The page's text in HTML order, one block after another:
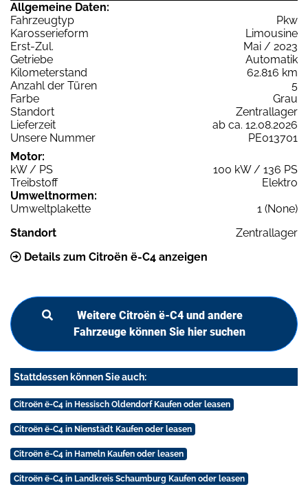
Allgemeine Daten:
Fahrzeugtyp
Pkw
Karosserieform
Limousine
Erst-Zul.
Mai / 2023
Getriebe
Automatik
Kilometerstand
62.816 km
Anzahl der Türen
5
Farbe
Grau
Standort
Zentrallager
Lieferzeit
ab ca. 12.08.2026
Unsere Nummer
PE013701
Motor:
kW / PS
100 kW / 136 PS
Treibstoff
Elektro
Umweltnormen:
Umweltplakette
1 (None)
Standort
Zentrallager
Details zum Citroën ë-C4 anzeigen
Weitere Citroën ë-C4 und andere
Fahrzeuge können Sie hier suchen
Stattdessen können Sie auch:
Citroën ë-C4 in Hessisch Oldendorf Kaufen oder leasen
Citroën ë-C4 in Nienstädt Kaufen oder leasen
Citroën ë-C4 in Hameln Kaufen oder leasen
Citroën ë-C4 in Landkreis Schaumburg Kaufen oder leasen